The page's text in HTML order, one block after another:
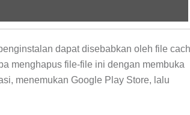
dapat disebabkan oleh file
menghapus file-file ini dengan membuka
menemukan Google Play Store, lalu